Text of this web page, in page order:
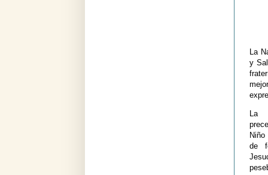
La
y
de